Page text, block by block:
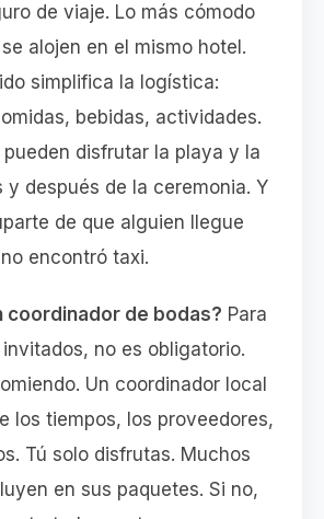
de viaje. Lo más cómodo
alojen en el mismo hotel.
simplifica la logística:
bebidas, actividades.
disfrutar la playa y la
y después de la ceremonia. Y
de que alguien llegue
encontró taxi.
coordinador de bodas? Para
no es obligatorio.
Un coordinador local
los tiempos, los proveedores,
Tú solo disfrutas. Muchos
en sus paquetes. Si no,